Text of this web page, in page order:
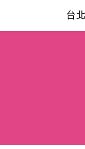
content
台